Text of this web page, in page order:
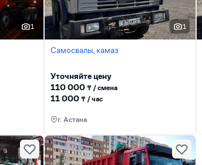
1 1
Самосвалы, камаз
Уточняйте цену
110 000₸ / сменa
11 000₸ / час
г. Астана